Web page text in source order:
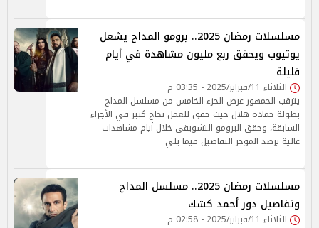
مسلسلات رمضان 2025.. برومو المداح يشعل
يوتيوب ويحقق ربع مليون مشاهدة في أيام
قليلة
الثلاثاء 11/فبراير/2025 - 03:35 م
يترقب الجمهور عرض الجزء الخامس من مسلسل المداح
بطولة حمادة هلال حيث حقق للعمل نجاح كبير في الأجزاء
السابقة، وحقق البرومو التشويقي خلال أيام مشاهدات
عالية يرصد الموجز التفاصيل فيما يلي
مسلسلات رمضان 2025.. مسلسل المداح
وتفاصيل دور أحمد كشك
الثلاثاء 11/فبراير/2025 - 02:58 م